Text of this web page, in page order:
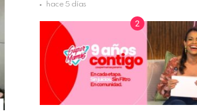
hace 5 días